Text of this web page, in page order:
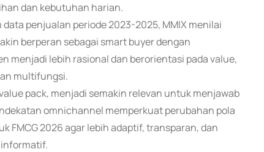
dan kebutuhan harian.
penjualan periode 2023-2025, MMIX menilai
berperan sebagai smart buyer dengan
menjadi lebih rasional dan berorientasi pada value,
multifungsi.
pack, menjadi semakin relevan untuk menjawab
omnichannel memperkuat perubahan pola
FMCG 2026 agar lebih adaptif, transparan, dan